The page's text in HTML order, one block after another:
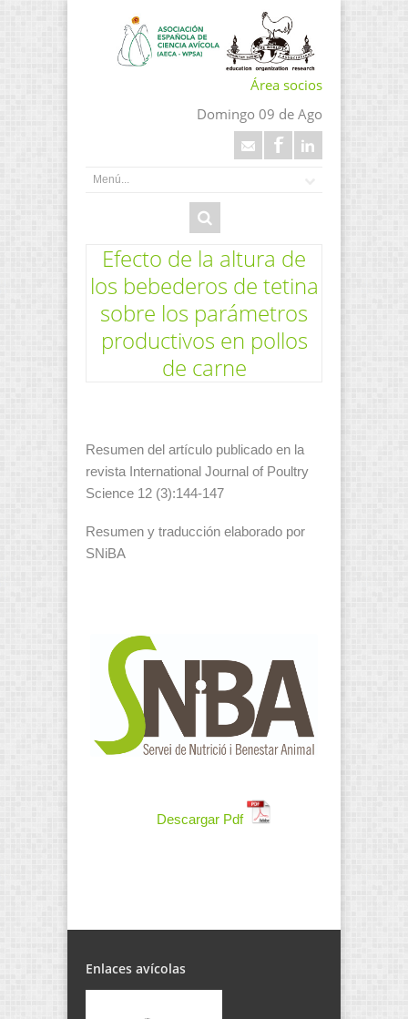
Área socios
Domingo 09 de Ago
Efecto de la altura de
los bebederos de tetina
sobre los parámetros
productivos en pollos
de carne
Resumen del artículo publicado en la
revista International Journal of Poultry
Science 12 (3):144-147
Resumen y traducción elaborado por
SNiBA
Descargar Pdf
Enlaces avícolas